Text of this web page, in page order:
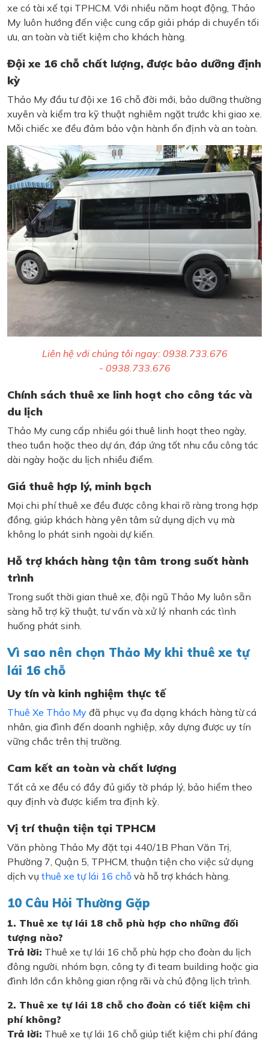
xe có tài xế tại TPHCM. Với nhiều năm hoạt động, Thảo
My luôn hướng đến việc cung cấp giải pháp di chuyển tối
ưu, an toàn và tiết kiệm cho khách hàng.
Đội xe 16 chỗ chất lượng, được bảo dưỡng định
kỳ
Thảo My đầu tư đội xe 16 chỗ đời mới, bảo dưỡng thường
xuyên và kiểm tra kỹ thuật nghiêm ngặt trước khi giao xe.
Mỗi chiếc xe đều đảm bảo vận hành ổn định và an toàn.
Liên hệ với chúng tôi ngay: 0938.733.676
- 0938.733.676
Chính sách thuê xe linh hoạt cho công tác và
du lịch
Thảo My cung cấp nhiều gói thuê linh hoạt theo ngày,
theo tuần hoặc theo dự án, đáp ứng tốt nhu cầu công tác
dài ngày hoặc du lịch nhiều điểm.
Giá thuê hợp lý, minh bạch
Mọi chi phí thuê xe đều được công khai rõ ràng trong hợp
đồng, giúp khách hàng yên tâm sử dụng dịch vụ mà
không lo phát sinh ngoài dự kiến.
Hỗ trợ khách hàng tận tâm trong suốt hành
trình
Trong suốt thời gian thuê xe, đội ngũ Thảo My luôn sẵn
sàng hỗ trợ kỹ thuật, tư vấn và xử lý nhanh các tình
huống phát sinh.
Vì sao nên chọn Thảo My khi thuê xe tự
lái 16 chỗ
Uy tín và kinh nghiệm thực tế
Thuê Xe Thảo My đã phục vụ đa dạng khách hàng từ cá
nhân, gia đình đến doanh nghiệp, xây dựng được uy tín
vững chắc trên thị trường.
Cam kết an toàn và chất lượng
Tất cả xe đều có đầy đủ giấy tờ pháp lý, bảo hiểm theo
quy định và được kiểm tra định kỳ.
Vị trí thuận tiện tại TPHCM
Văn phòng Thảo My đặt tại 440/1B Phan Văn Trị,
Phường 7, Quận 5, TPHCM, thuận tiện cho việc sử dụng
dịch vụ thuê xe tự lái 16 chỗ và hỗ trợ khách hàng.
10 Câu Hỏi Thường Gặp
1. Thuê xe tự lái 18 chỗ phù hợp cho những đối
tượng nào?
Trả lời: Thuê xe tự lái 16 chỗ phù hợp cho đoàn du lịch
đông người, nhóm bạn, công ty đi team building hoặc gia
đình lớn cần không gian rộng rãi và chủ động lịch trình.
2. Thuê xe tự lái 18 chỗ cho đoàn có tiết kiệm chi
phí không?
Trả lời: Thuê xe tự lái 16 chỗ giúp tiết kiệm chi phí đáng